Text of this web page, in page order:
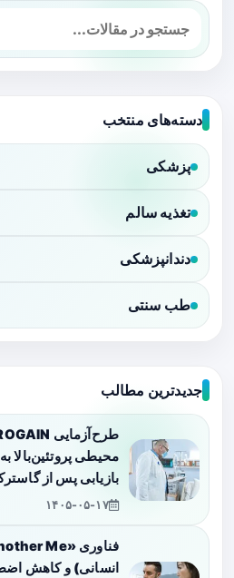
دسته‌های منتخب
پزشکی
تغذیه سالم
دندانپزشکی
طب سنتی
جدیدترین مطالب
محیطی پروتئین‌بالا
بازیابی پس از
۱۴۰۵-۰۵-۱۷
انسانی) و کاهش